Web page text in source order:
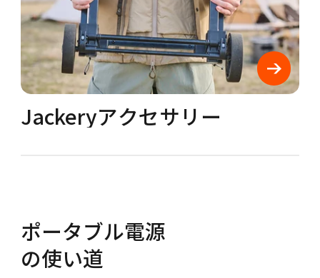
Jackeryアクセサリー
ポータブル電源
の使い道